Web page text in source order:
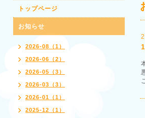
トップページ
お知らせ
2026-08（1）
2026-06（2）
2026-05（3）
2026-03（3）
2026-01（1）
2025-12（1）